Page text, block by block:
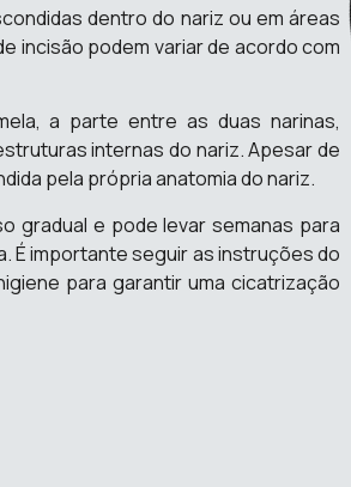
dentro do nariz ou em áreas
incisão podem variar de acordo com
a parte entre as duas narinas,
internas do nariz. Apesar de
pela própria anatomia do nariz.
gradual e pode levar semanas para
É importante seguir as instruções do
para garantir uma cicatrização